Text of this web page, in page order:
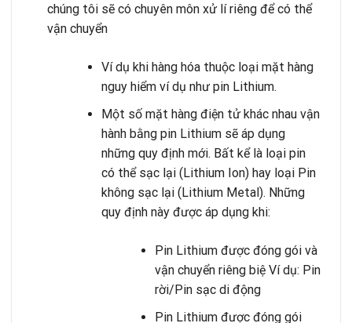
chúng tôi sẽ có chuyên môn xử lí riêng để có thể
vận chuyển
Ví dụ khi hàng hóa thuộc loại mặt hàng
nguy hiểm ví dụ như pin Lithium.
Một số mặt hàng điện tử khác nhau vận
hành bằng pin Lithium sẽ áp dụng
những quy định mới. Bất kể là loại pin
có thể sạc lại (Lithium Ion) hay loại Pin
không sạc lại (Lithium Metal). Những
quy định này được áp dụng khi:
Pin Lithium được đóng gói và
vận chuyển riêng biệ Ví dụ: Pin
rời/Pin sạc di động
Pin Lithium được đóng gói